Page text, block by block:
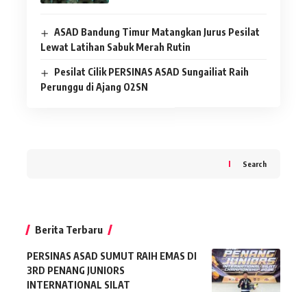
ASAD Bandung Timur Matangkan Jurus Pesilat
Lewat Latihan Sabuk Merah Rutin
Pesilat Cilik PERSINAS ASAD Sungailiat Raih
Perunggu di Ajang O2SN
Search
Berita Terbaru
PERSINAS ASAD SUMUT RAIH EMAS DI
3RD PENANG JUNIORS
INTERNATIONAL SILAT